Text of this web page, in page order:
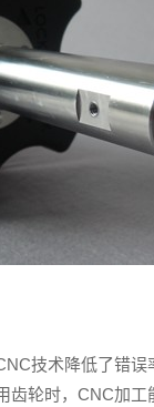
技术降低了错
轮时，CNC加工